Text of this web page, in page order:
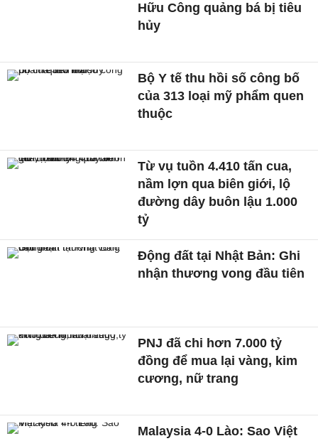
Hữu Công quảng bá bị tiêu
hủy
Bộ Y tế thu hồi số công bố
của 313 loại mỹ phẩm quen
thuộc
Từ vụ tuồn 4.410 tấn cua,
nầm lợn qua biên giới, lộ
đường dây buôn lậu 1.000
tỷ
Động đất tại Nhật Bản: Ghi
nhận thương vong đầu tiên
PNJ đã chi hơn 7.000 tỷ
đồng để mua lại vàng, kim
cương, nữ trang
Malaysia 4-0 Lào: Sao Việt